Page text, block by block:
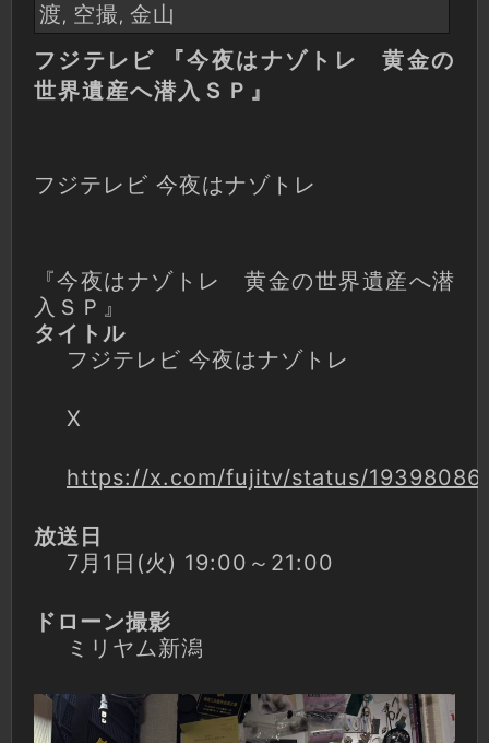
渡, 空撮, 金山
フジテレビ 『今夜はナゾトレ 黄金の
世界遺産へ潜入ＳＰ』
フジテレビ 今夜はナゾトレ
『今夜はナゾトレ 黄金の世界遺産へ潜
入ＳＰ』
タイトル
フジテレビ 今夜はナゾトレ
X
https://x.com/fujitv/status/
放送日
7月1日(火) 19:00～21:00
ドローン撮影
ミリヤム新潟